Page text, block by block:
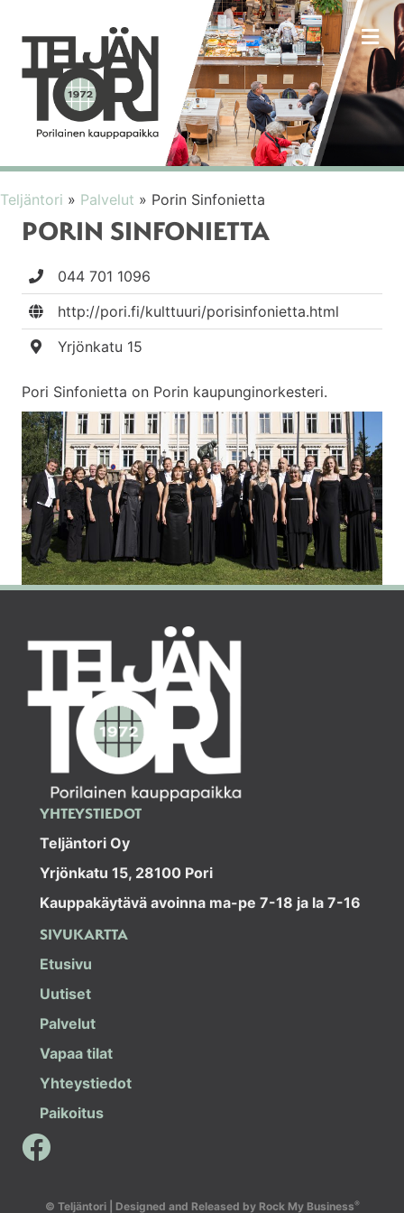
Teljäntori » Palvelut » Porin Sinfonietta
PORIN SINFONIETTA
044 701 1096
http://pori.fi/kulttuuri/porisinfonietta.html
Yrjönkatu 15
Pori Sinfonietta on Porin kaupunginorkesteri.
YHTEYSTIEDOT
Teljäntori Oy
Yrjönkatu 15, 28100 Pori
Kauppakäytävä avoinna ma-pe 7-18 ja la 7-16
SIVUKARTTA
Etusivu
Uutiset
Palvelut
Vapaa tilat
Yhteystiedot
Paikoitus
© Teljäntori | Designed and Released by Rock My Business®